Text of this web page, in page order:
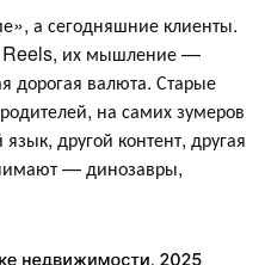
а сегодняшние клиенты.
Reels, их мышление —
дорогая валюта. Старые
на самих зумеров
другой контент, другая
— динозавры,